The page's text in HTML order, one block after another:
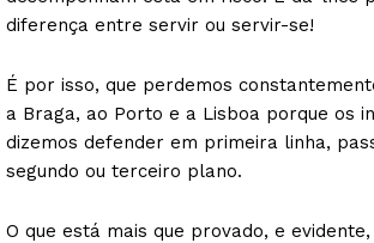
diferença entre servir ou servir-se!
É por isso, que perdemos
a Braga, ao Porto e a Lisboa porque os
dizemos defender em primeira linha,
segundo ou terceiro plano.
O que está mais que provado, e